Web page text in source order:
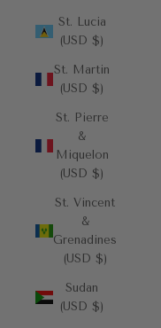
St. Lucia
(USD $)
St. Martin
(USD $)
St. Pierre
&
Miquelon
(USD $)
St. Vincent
&
Grenadines
(USD $)
Sudan
(USD $)